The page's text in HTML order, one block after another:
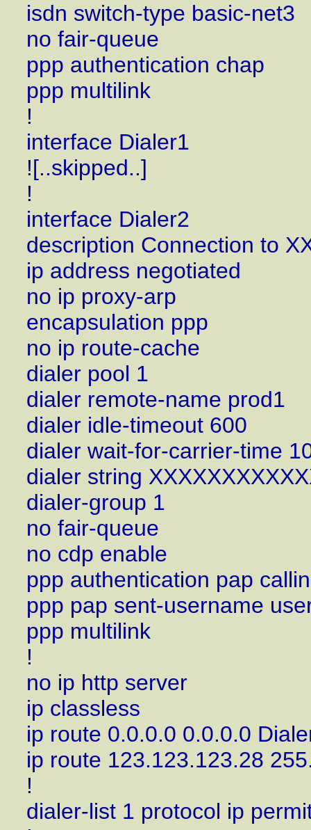
isdn switch-type basic-net3
no fair-queue
ppp authentication chap
ppp multilink
!
interface Dialer1
![..skipped..]
!
interface Dialer2
description Connection to
ip address negotiated
no ip proxy-arp
encapsulation ppp
no ip route-cache
dialer pool 1
dialer remote-name prod1
dialer idle-timeout 600
dialer wait-for-carrier-time
dialer string
dialer-group 1
no fair-queue
no cdp enable
ppp authentication pap callin
ppp pap sent-username
ppp multilink
!
no ip http server
ip classless
ip route 0.0.0.0 0.0.0.0
ip route 123.123.123.28
!
dialer-list 1 protocol ip